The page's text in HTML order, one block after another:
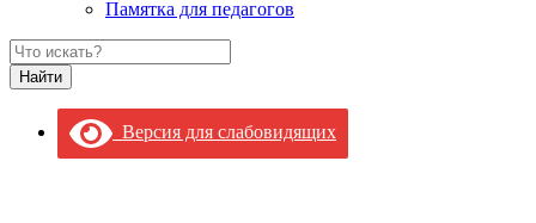
Памятка для педагогов
Версия для слабовидящих